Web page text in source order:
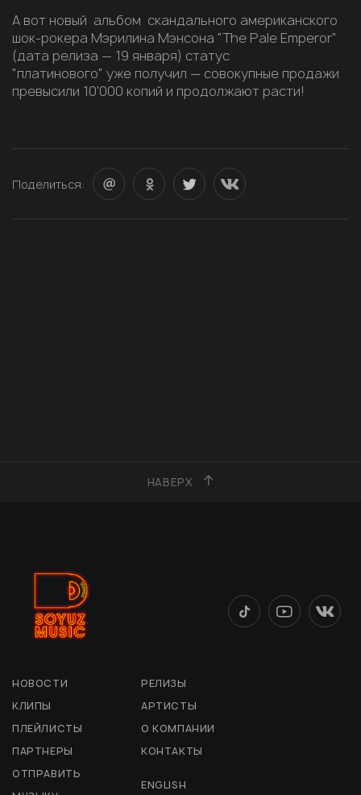
А вот новый альбом скандального американского
шок-рокера Мэрилина Мэнсона "The Pale Emperor"
(дата релиза — 19 января) статус
"платинового" уже получил — совокупные продажи
превысили 10'000 копий и продолжают расти!
Поделиться:
НАВЕРХ
НОВОСТИ
РЕЛИЗЫ
КЛИПЫ
АРТИСТЫ
ПЛЕЙЛИСТЫ
О КОМПАНИИ
ПАРТНЕРЫ
КОНТАКТЫ
ОТПРАВИТЬ
ENGLISH